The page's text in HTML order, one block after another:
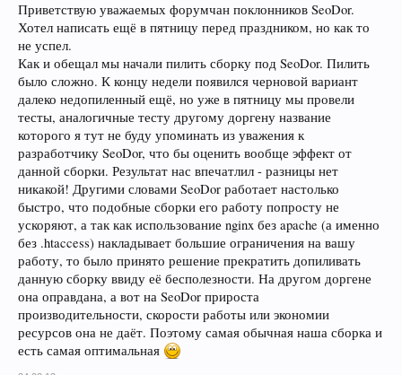
Приветствую уважаемых форумчан поклонников SeoDor.
Хотел написать ещё в пятницу перед праздником, но как то
не успел.
Как и обещал мы начали пилить сборку под SeoDor. Пилить
было сложно. К концу недели появился черновой вариант
далеко недопиленный ещё, но уже в пятницу мы провели
тесты, аналогичные тесту другому доргену название
которого я тут не буду упоминать из уважения к
разработчику SeoDor, что бы оценить вообще эффект от
данной сборки. Результат нас впечатлил - разницы нет
никакой! Другими словами SeoDor работает настолько
быстро, что подобные сборки его работу попросту не
ускоряют, а так как использование nginx без apache (а именно
без .htaccess) накладывает большие ограничения на вашу
работу, то было принято решение прекратить допиливать
данную сборку ввиду её бесполезности. На другом доргене
она оправдана, а вот на SeoDor прироста
производительности, скорости работы или экономии
ресурсов она не даёт. Поэтому самая обычная наша сборка и
есть самая оптимальная